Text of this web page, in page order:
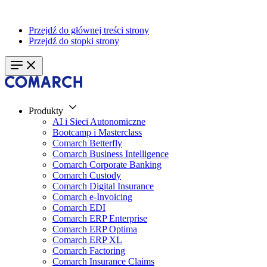
Przejdź do głównej treści strony
Przejdź do stopki strony
Produkty
AI i Sieci Autonomiczne
Bootcamp i Masterclass
Comarch Betterfly
Comarch Business Intelligence
Comarch Corporate Banking
Comarch Custody
Comarch Digital Insurance
Comarch e-Invoicing
Comarch EDI
Comarch ERP Enterprise
Comarch ERP Optima
Comarch ERP XL
Comarch Factoring
Comarch Insurance Claims